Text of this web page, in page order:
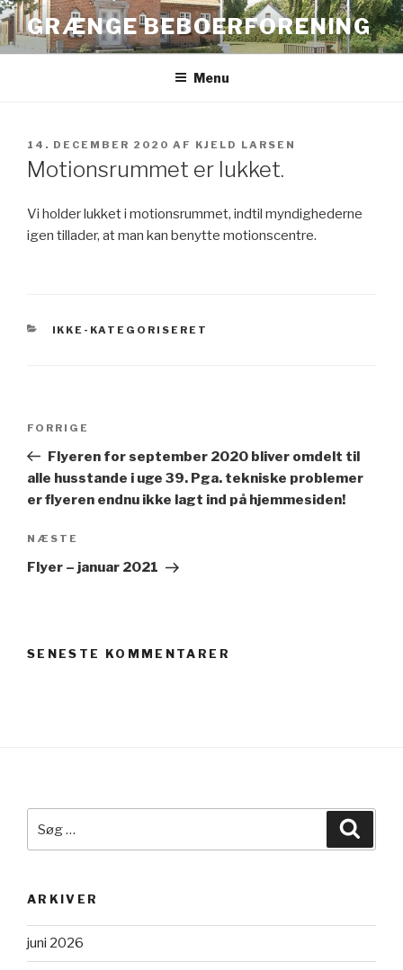
Videre
til
indhold
GRÆNGE BEBOERFORENING
Menu
UDGIVET
DEN
14. DECEMBER 2020 AF KJELD LARSEN
Motionsrummet er lukket.
Vi holder lukket i motionsrummet, indtil myndighederne
igen tillader, at man kan benytte motionscentre.
KATEGORIER
IKKE-KATEGORISERET
Forrige
indlæg
FORRIGE
Flyeren for september 2020 bliver omdelt til
alle husstande i uge 39. Pga. tekniske problemer
er flyeren endnu ikke lagt ind på hjemmesiden!
Næste
indlæg
NÆSTE
Flyer – januar 2021
SENESTE KOMMENTARER
efter:
ARKIVER
juni 2026